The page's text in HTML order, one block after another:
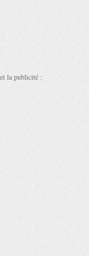
et la publicité :